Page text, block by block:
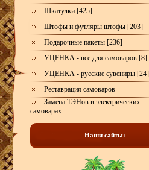
Шкатулки [425]
Штофы и футляры штофы [203]
Подарочные пакеты [236]
УЦЕНКА - все для самоваров [8]
УЦЕНКА - русские сувениры [24]
Реставрация самоваров
Замена ТЭНов в электрических
самоварах
Наши сайты: